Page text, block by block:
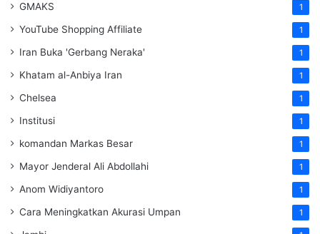
GMAKS 1
YouTube Shopping Affiliate 1
Iran Buka 'Gerbang Neraka' 1
Khatam al-Anbiya Iran 1
Chelsea 1
Institusi 1
komandan Markas Besar 1
Mayor Jenderal Ali Abdollahi 1
Anom Widiyantoro 1
Cara Meningkatkan Akurasi Umpan 1